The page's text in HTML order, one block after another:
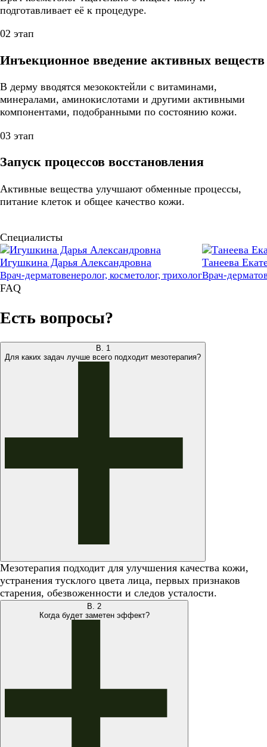
подготавливает её к процедуре.
02 этап
Инъекционное введение активных веществ
В дерму вводятся мезококтейли с витаминами,
минералами, аминокислотами и другими активными
компонентами, подобранными по состоянию кожи.
03 этап
Запуск процессов восстановления
Активные вещества улучшают обменные процессы,
питание клеток и общее качество кожи.
Специалисты
Игушкина Дарья Александровна
Врач-дерматовенеролог, косметолог, трихолог
Танеева
Врач-
FAQ
Есть вопросы?
В. 1
Для каких задач лучше всего подходит мезотерапия?
Мезотерапия подходит для улучшения качества кожи,
устранения тусклого цвета лица, первых признаков
старения, обезвоженности и следов усталости.
В. 2
Когда будет заметен эффект?